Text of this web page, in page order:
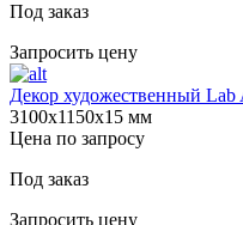
Под заказ
Запросить цену
Декор художественный Lab
3100х1150х15 мм
Цена по запросу
Под заказ
Запросить цену